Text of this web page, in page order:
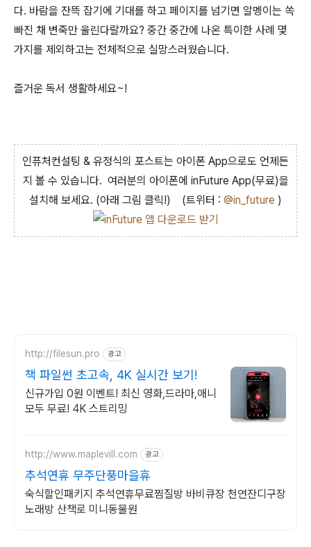
다. 바람을 잔뜩 잡기에 기대를 하고 페이지를 넘기면 알멩이는 쏙
빠진 채 변죽만 울린다랄까요? 중간 중간에 나온 특이한 사례 몇
가지를 제외하고는 전체적으로 실망스러웠습니다.
즐거운 독서 생활하세요~!
인퓨처컨설팅 & 유정식의 포스트는 아이폰 App으로도 언제든
지 볼 수 있습니다. 여러분의 아이폰에 inFuture App(무료)을
설치해 보세요. (아래 그림 클릭!) (트위터 : @in_future )
http://filesun.pro 광고
책 파일썬 초고속, 4K 실시간 보기!
신규가입 0원 이벤트! 최신 영화,드라마,애니
모두 무료! 4K 스트리밍
http://www.maplevill.com 광고
추석연휴 무주단풍마을휴
숙식할인패키지 추석연휴무료찜질방 바비큐장 천연잔디구장
노래방 산책로 미니동물원